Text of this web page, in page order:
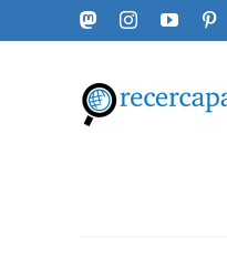
to
MastodonInstagram